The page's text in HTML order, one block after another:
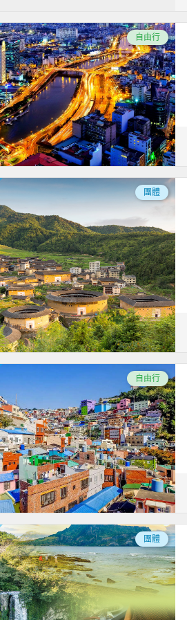
自由行
團體
自由行
團體